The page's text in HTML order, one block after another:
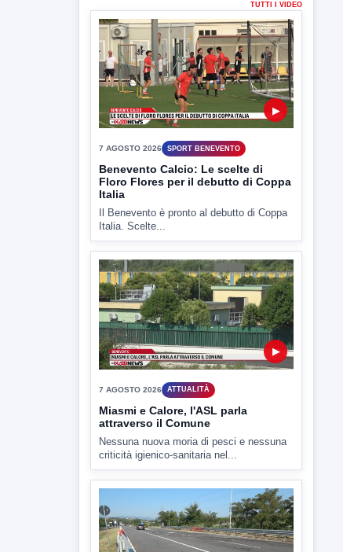
7 AGOSTO 2026 SPORT BENEVENTO
Benevento Calcio: Le scelte di
Floro Flores per il debutto di Coppa
Italia
Il Benevento è pronto al debutto di Coppa
Italia. Scelte...
7 AGOSTO 2026 ATTUALITÀ
Miasmi e Calore, l'ASL parla
attraverso il Comune
Nessuna nuova moria di pesci e nessuna
criticità igienico-sanitaria nel...
CRONACA
Ponte Valentino,21enne indagato:
ipotesi duplice omicidio stradale